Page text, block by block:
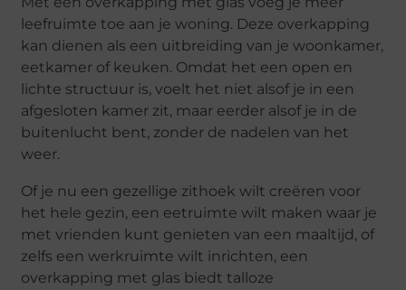
leefruimte toe aan je woning. Deze overkapping
kan dienen als een uitbreiding van je woonkamer,
eetkamer of keuken. Omdat het een open en
lichte structuur is, voelt het niet alsof je in een
afgesloten kamer zit, maar eerder alsof je in de
buitenlucht bent, zonder de nadelen van het
weer.
Of je nu een gezellige zithoek wilt creëren voor
het hele gezin, een eetruimte wilt maken waar je
met vrienden kunt genieten van een maaltijd, of
zelfs een werkruimte wilt inrichten, een
overkapping met glas biedt talloze